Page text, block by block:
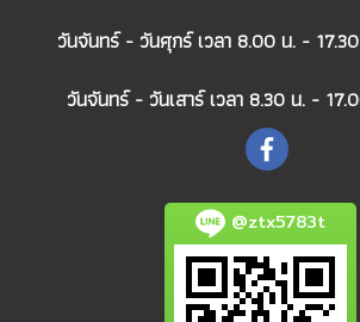
วันจันทร์ - วันศุกร์ เวลา 8.00 น. -
วันจันทร์ - วันเสาร์ เวลา 8.30 น. -
@ztx5783t